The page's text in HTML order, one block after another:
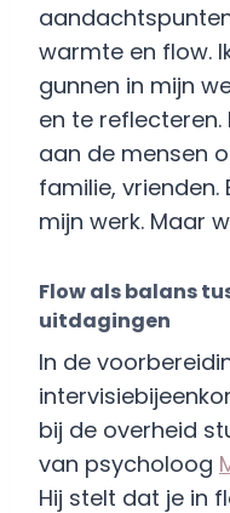
warmte en flow.
gunnen in mijn
en te
aan de mensen
familie, vrienden.
mijn werk. Maar
Flow als balans
uitdagingen
In de
bij de overheid
van psycholoog
Hij stelt dat je in